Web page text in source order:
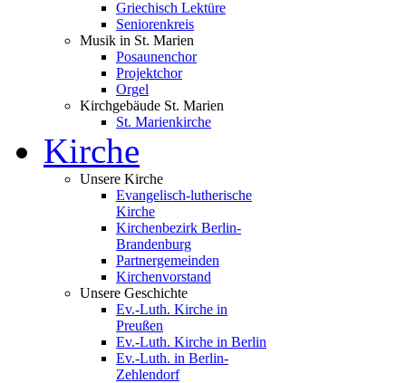
Griechisch Lektüre
Seniorenkreis
Musik in St. Marien
Posaunenchor
Projektchor
Orgel
Kirchgebäude St. Marien
St. Marienkirche
Kirche
Unsere Kirche
Evangelisch-lutherische
Kirche
Kirchenbezirk Berlin-
Brandenburg
Partnergemeinden
Kirchenvorstand
Unsere Geschichte
Ev.-Luth. Kirche in
Preußen
Ev.-Luth. Kirche in Berlin
Ev.-Luth. in Berlin-
Zehlendorf